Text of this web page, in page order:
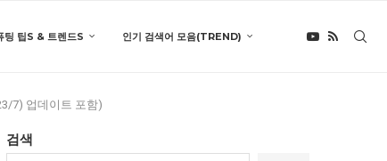
팅 팁S & 트렌드S 인기 검색어 모음(TREND)
7) 업데이트 포함)
검색